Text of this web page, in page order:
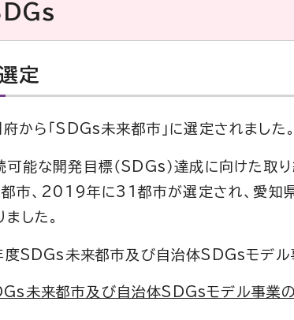
定
ら「SDGs未来都市」に選定されました。
能な開発目標（SDGs）達成に向けた取
、2019年に31都市が選定され、愛知県
した。
SDGs未来都市及び自治体SDGsモデル
未来都市及び自治体SDGsモデル事業